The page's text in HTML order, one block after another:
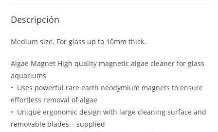
Descripción
Medium size. For glass up to 10mm thick.
Algae Magnet High quality magnetic algae cleaner for glass
aquariums
• Uses powerful rare earth neodymium magnets to ensure
effortless removal of algae
• Unique ergonomic design with large cleaning surface and
removable blades – supplied